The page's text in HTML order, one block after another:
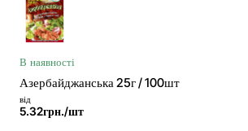
В наявності
Азербайджанська 25г / 100шт
від
5.32грн./шт